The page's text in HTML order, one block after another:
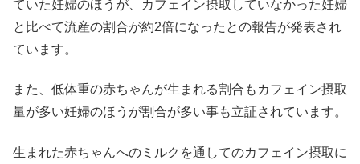
ていた妊婦のほうが、カフェイン摂取していなかった妊婦
と比べて流産の割合が約2倍になったとの報告が発表され
ています。
また、低体重の赤ちゃんが生まれる割合もカフェイン摂取
量が多い妊婦のほうが割合が多い事も立証されています。
生まれた赤ちゃんへのミルクを通してのカフェイン摂取に